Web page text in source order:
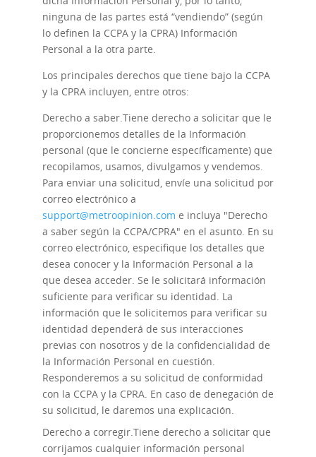
ninguna de las partes está “vendiendo” (según
lo definen la CCPA y la CPRA) Información
Personal a la otra parte.
Los principales derechos que tiene bajo la CCPA
y la CPRA incluyen, entre otros:
Derecho a saber.Tiene derecho a solicitar que le
proporcionemos detalles de la Información
personal (que le concierne específicamente) que
recopilamos, usamos, divulgamos y vendemos.
Para enviar una solicitud, envíe una solicitud por
correo electrónico a
support@metroopinion.com e incluya "Derecho
a saber según la CCPA/CPRA" en el asunto. En su
correo electrónico, especifique los detalles que
desea conocer y la Información Personal a la
que desea acceder. Se le solicitará información
suficiente para verificar su identidad. La
información que le solicitemos para verificar su
identidad dependerá de sus interacciones
previas con nosotros y de la confidencialidad de
la Información Personal en cuestión.
Responderemos a su solicitud de conformidad
con la CCPA y la CPRA. En caso de denegación de
su solicitud, le daremos una explicación.
Derecho a corregir.Tiene derecho a solicitar que
corrijamos cualquier información personal